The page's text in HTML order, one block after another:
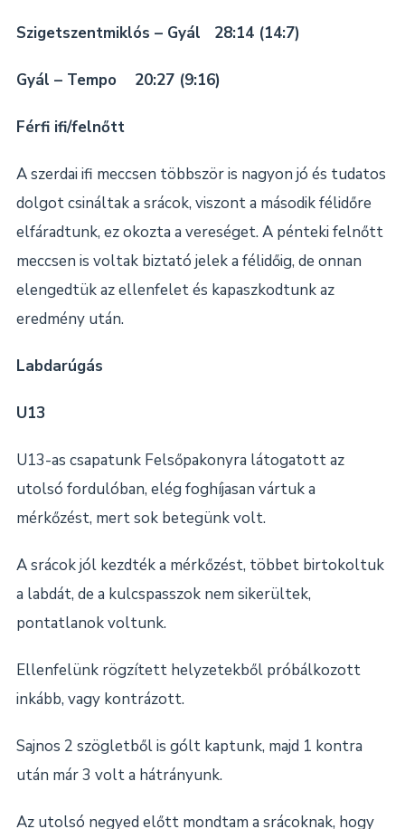
Szigetszentmiklós – Gyál 28:14 (14:7)
Gyál – Tempo 20:27 (9:16)
Férfi ifi/felnőtt
A szerdai ifi meccsen többször is nagyon jó és tudatos
dolgot csináltak a srácok, viszont a második félidőre
elfáradtunk, ez okozta a vereséget. A pénteki felnőtt
meccsen is voltak biztató jelek a félidőig, de onnan
elengedtük az ellenfelet és kapaszkodtunk az
eredmény után.
Labdarúgás
U13
U13-as csapatunk Felsőpakonyra látogatott az
utolsó fordulóban, elég foghíjasan vártuk a
mérkőzést, mert sok betegünk volt.
A srácok jól kezdték a mérkőzést, többet birtokoltuk
a labdát, de a kulcspasszok nem sikerültek,
pontatlanok voltunk.
Ellenfelünk rögzített helyzetekből próbálkozott
inkább, vagy kontrázott.
Sajnos 2 szögletből is gólt kaptunk, majd 1 kontra
után már 3 volt a hátrányunk.
Az utolsó negyed előtt mondtam a srácoknak, hogy